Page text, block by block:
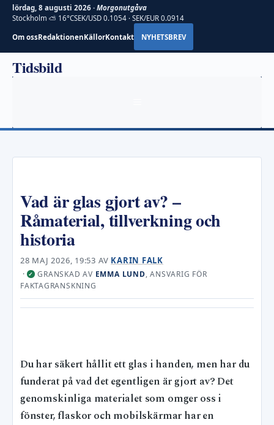
lördag, 8 augusti 2026 · Morgonutgåva
Stockholm ⛅ 16°CSEK/USD 0.1054 · SEK/EUR 0.0914
Om ossRedaktionenKällorKontakt NYHETSBREV
Hoppa
Tidsbild
Vad är glas gjort av? –
Råmaterial, tillverkning och
historia
28 MAJ 2026, 19:53 AV KARIN FALK
·✓ GRANSKAD AV EMMA LUND, ANSVARIG FÖR
FAKTAGRANSKNING
Du har säkert hållit ett glas i handen, men har du
funderat på vad det egentligen är gjort av? Det
genomskinliga materialet som omger oss i
fönster, flaskor och mobilskärmar har en